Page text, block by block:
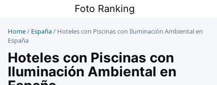
contenido
Foto Ranking
Home/ España/ Hoteles con Piscinas con Iluminación Ambiental en
España
Hoteles con Piscinas con
Iluminación Ambiental en